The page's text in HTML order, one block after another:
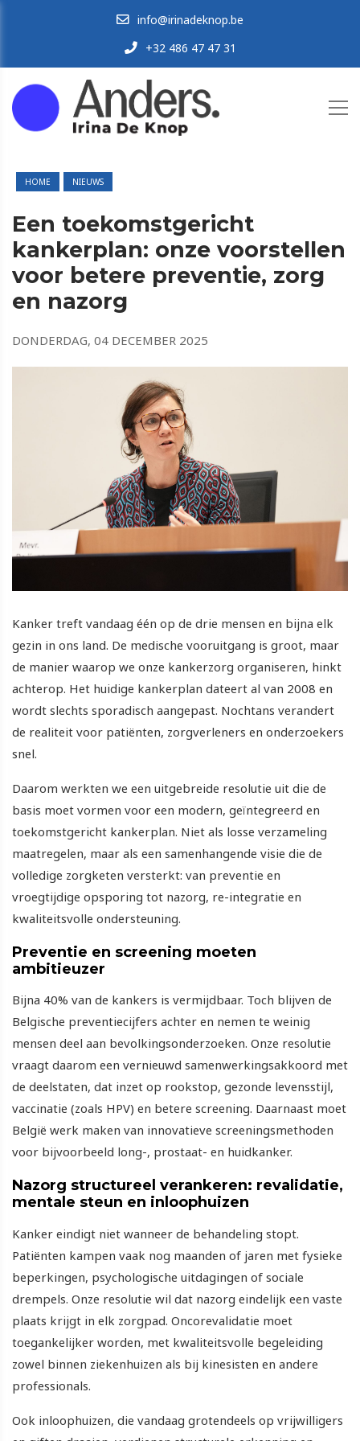
info@irinadeknop.be
+32 486 47 47 31
HOME NIEUWS
Een toekomstgericht
kankerplan: onze voorstellen
voor betere preventie, zorg
en nazorg
DONDERDAG, 04 DECEMBER 2025
Kanker treft vandaag één op de drie mensen en bijna elk
gezin in ons land. De medische vooruitgang is groot, maar
de manier waarop we onze kankerzorg organiseren, hinkt
achterop. Het huidige kankerplan dateert al van 2008 en
wordt slechts sporadisch aangepast. Nochtans verandert
de realiteit voor patiënten, zorgverleners en onderzoekers
snel.
Daarom werkten we een uitgebreide resolutie uit die de
basis moet vormen voor een modern, geïntegreerd en
toekomstgericht kankerplan. Niet als losse verzameling
maatregelen, maar als een samenhangende visie die de
volledige zorgketen versterkt: van preventie en
vroegtijdige opsporing tot nazorg, re-integratie en
kwaliteitsvolle ondersteuning.
Preventie en screening moeten
ambitieuzer
Bijna 40% van de kankers is vermijdbaar. Toch blijven de
Belgische preventiecijfers achter en nemen te weinig
mensen deel aan bevolkingsonderzoeken. Onze resolutie
vraagt daarom een vernieuwd samenwerkingsakkoord met
de deelstaten, dat inzet op rookstop, gezonde levensstijl,
vaccinatie (zoals HPV) en betere screening. Daarnaast moet
België werk maken van innovatieve screeningsmethoden
voor bijvoorbeeld long-, prostaat- en huidkanker.
Nazorg structureel verankeren: revalidatie,
mentale steun en inloophuizen
Kanker eindigt niet wanneer de behandeling stopt.
Patiënten kampen vaak nog maanden of jaren met fysieke
beperkingen, psychologische uitdagingen of sociale
drempels. Onze resolutie wil dat nazorg eindelijk een vaste
plaats krijgt in elk zorgpad. Oncorevalidatie moet
toegankelijker worden, met kwaliteitsvolle begeleiding
zowel binnen ziekenhuizen als bij kinesisten en andere
professionals.
Ook inloophuizen, die vandaag grotendeels op vrijwilligers